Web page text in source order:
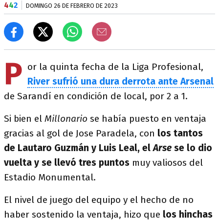
442 DOMINGO 26 DE FEBRERO DE 2023
P or la quinta fecha de la Liga Profesional,
River sufrió una dura derrota ante Arsenal
de Sarandí en condición de local, por 2 a 1.
Si bien el Millonario se había puesto en ventaja
gracias al gol de Jose Paradela, con los tantos
de Lautaro Guzmán y Luis Leal, elArse se lo dio
vuelta y se llevó tres puntos muy valiosos del
Estadio Monumental.
El nivel de juego del equipo y el hecho de no
haber sostenido la ventaja, hizo que los hinchas